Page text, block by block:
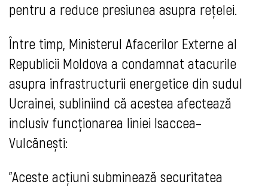
pentru a reduce presiunea asupra rețelei.
Între timp, Ministerul Afacerilor Externe al
Republicii Moldova a condamnat atacurile
asupra infrastructurii energetice din sudul
Ucrainei, subliniind că acestea afectează
inclusiv funcționarea liniei Isaccea–
Vulcănești:
"Aceste acțiuni subminează securitatea